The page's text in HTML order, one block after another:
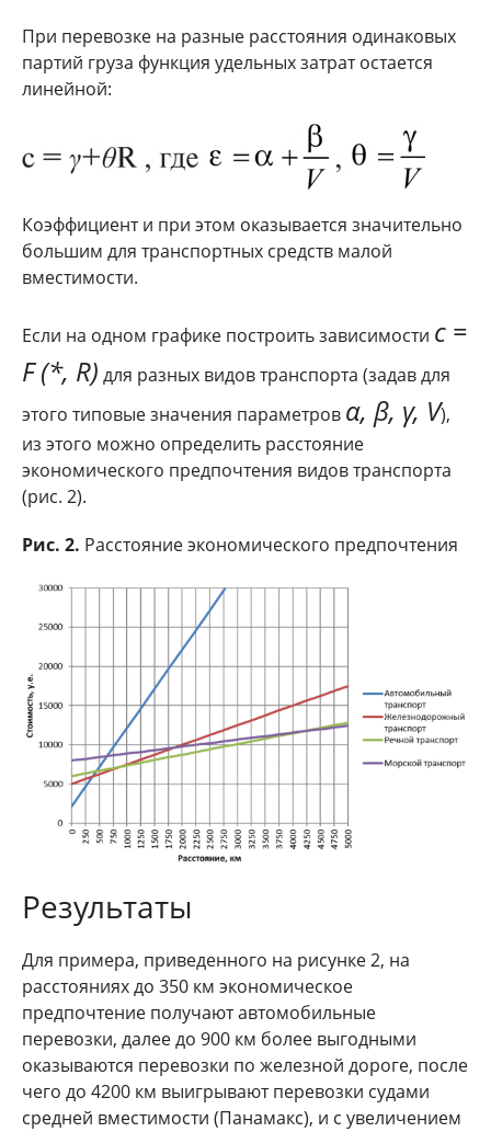
При перевозке на разные расстояния одинаковых
партий груза функция удельных затрат остается
линейной:
Коэффициент и при этом оказывается значительно
большим для транспортных средств малой
вместимости.
Если на одном графике построить зависимости c =
F (*, R) для разных видов транспорта (задав для
этого типовые значения параметров α, β, γ, V),
из этого можно определить расстояние
экономического предпочтения видов транспорта
(рис. 2).
Рис. 2. Расстояние экономического предпочтения
Результаты
Для примера, приведенного на рисунке 2, на
расстояниях до 350 км экономическое
предпочтение получают автомобильные
перевозки, далее до 900 км более выгодными
оказываются перевозки по железной дороге, после
чего до 4200 км выигрывают перевозки судами
средней вместимости (Панамакс), и с увеличением